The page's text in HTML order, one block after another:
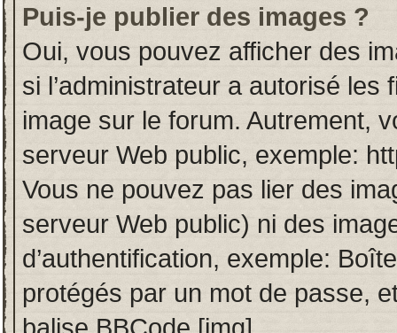
Puis-je publier des images ?
Oui, vous pouvez afficher des
si l’administrateur a autorisé
image sur le forum. Autrement,
serveur Web public, exemple:
Vous ne pouvez pas lier des
serveur Web public) ni des
d’authentification, exemple:
protégés par un mot de passe,